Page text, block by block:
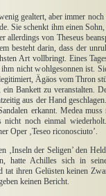
gealtert, aber immer
Sie schenkt ihm einen
allerdings von Theseus
besteht darin, dass der
Art vollbringt. Eines
nicht wohlgesonnen ist.
Ägäos vom Thron
Bankett zu veranstalten.
aus der Hand
erkannt. Medea
nicht noch einmal
Oper ‚Teseo riconosciuto’.
‚Inseln der Seligen’ den
hatte Achilles sich in
tat ihren Gelüsten keinen
keinen Bericht.